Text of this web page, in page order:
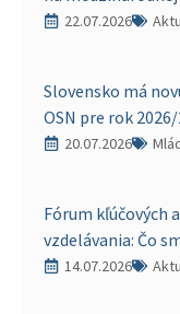
22.07.2026
Slovensko má
OSN pre rok
20.07.2026
Fórum
vzdelávania: Čo
14.07.2026